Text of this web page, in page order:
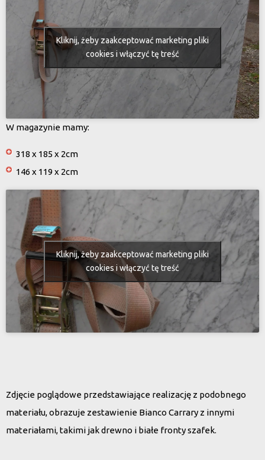
Kliknij, żeby zaakceptować marketing pliki
cookies i włączyć tę treść
W magazynie mamy:
318 x 185 x 2cm
146 x 119 x 2cm
Kliknij, żeby zaakceptować marketing pliki
cookies i włączyć tę treść
Zdjęcie poglądowe przedstawiające realizację z podobnego
materiału, obrazuje zestawienie Bianco Carrary z innymi
materiałami, takimi jak drewno i białe fronty szafek.